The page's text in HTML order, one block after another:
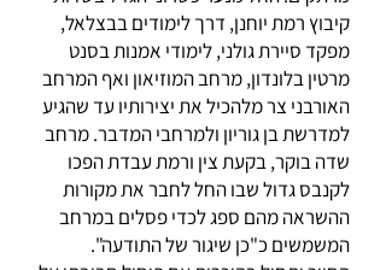
קיבוץ רמת יוחנן, דרך לימודים בבצלאל,
מפקד סיירת גולני, לימודי אמנות בסנט
מרטין בלונדון, מרחב המוזיאון ואף המרחב
האורבני צר מלהכיל את יצירותיו עד שהגיע
למדרשת בן גוריון ולמרחבי המדבר. מרחב
שדה בוקר, בקעת צין ורמת עבדת הפכו
לקנבס גדול שבו החל לחבר את מקורות
ההשראה מהם ספג לכדי פסלים במרחב
המשמשים כ"כן שיגור של התודעה".